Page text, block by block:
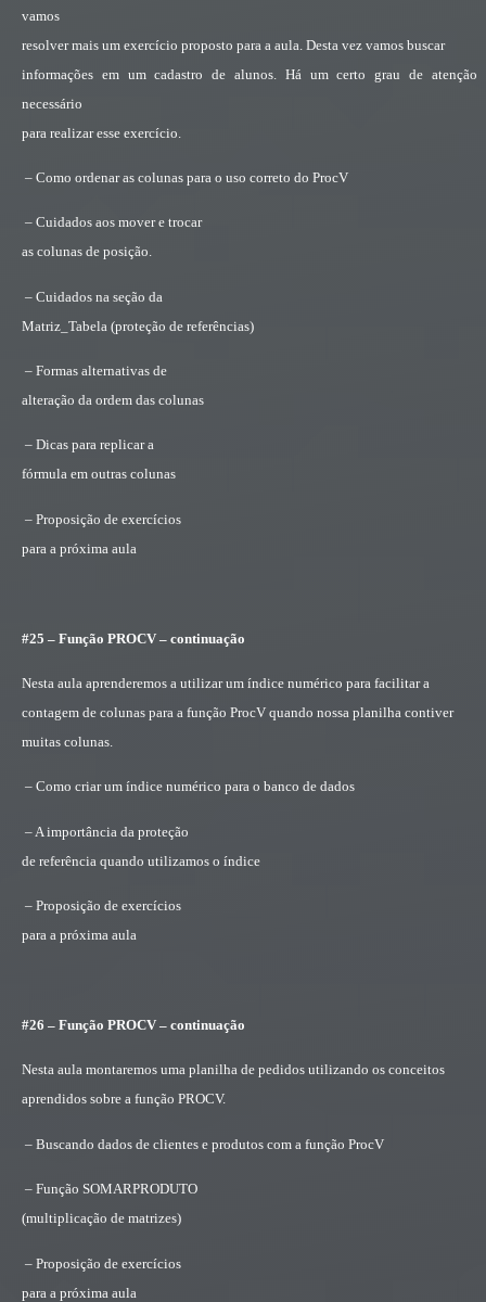
vamos
resolver mais um exercício proposto para a aula. Desta vez vamos buscar
informações em um cadastro de alunos. Há um certo grau de atenção
necessário
para realizar esse exercício.
– Como ordenar as colunas para o uso correto do ProcV
– Cuidados aos mover e trocar
as colunas de posição.
– Cuidados na seção da
Matriz_Tabela (proteção de referências)
– Formas alternativas de
alteração da ordem das colunas
– Dicas para replicar a
fórmula em outras colunas
– Proposição de exercícios
para a próxima aula
#25 – Função PROCV – continuação
Nesta aula aprenderemos a utilizar um índice numérico para facilitar a
contagem de colunas para a função ProcV quando nossa planilha contiver
muitas colunas.
– Como criar um índice numérico para o banco de dados
– A importância da proteção
de referência quando utilizamos o índice
– Proposição de exercícios
para a próxima aula
#26 – Função PROCV – continuação
Nesta aula montaremos uma planilha de pedidos utilizando os conceitos
aprendidos sobre a função PROCV.
– Buscando dados de clientes e produtos com a função ProcV
– Função SOMARPRODUTO
(multiplicação de matrizes)
– Proposição de exercícios
para a próxima aula